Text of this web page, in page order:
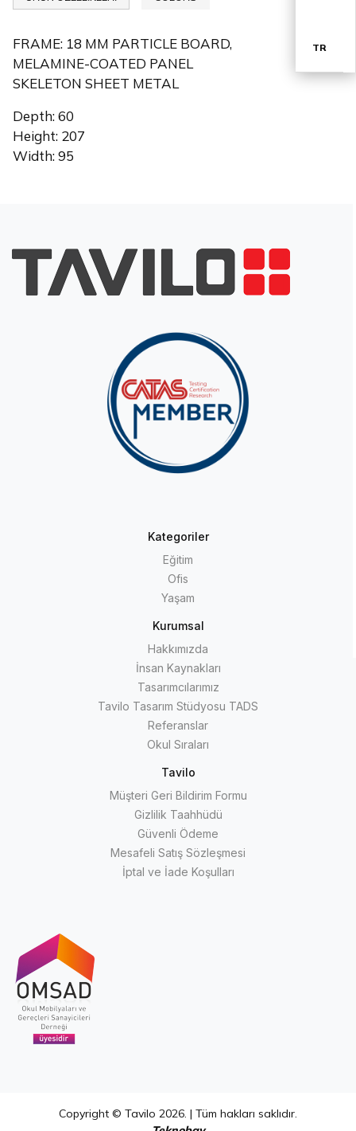
TR
FRAME: 18 MM PARTICLE BOARD,
MELAMINE-COATED PANEL
SKELETON SHEET METAL
Depth: 60
Height: 207
Width: 95
Kategoriler
Eğitim
Ofis
Yaşam
Kurumsal
Hakkımızda
İnsan Kaynakları
Tasarımcılarımız
Tavilo Tasarım Stüdyosu TADS
Referanslar
Okul Sıraları
Tavilo
Müşteri Geri Bildirim Formu
Gizlilik Taahhüdü
Güvenli Ödeme
Mesafeli Satış Sözleşmesi
İptal ve İade Koşulları
Copyright © Tavilo 2026. | Tüm hakları saklıdır.